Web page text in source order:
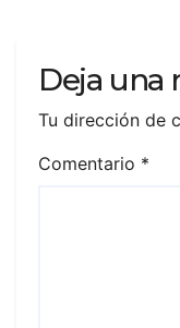
Deja una
Tu dirección de
Comentario *